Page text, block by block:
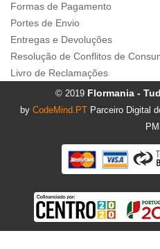
Formas de Pagamento
Portes de Envio
Entregas e Devoluções
Resolução de Conflitos de
Livro de Reclamações
© 2019 Flormania -
by CodeMind.PT Parceiro Digital